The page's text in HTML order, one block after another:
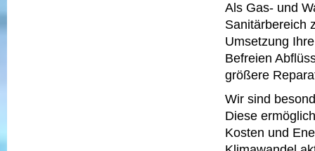
Als Gas- und
Umsetzung
Befreien
größere
Wir sind
Diese
Kosten und